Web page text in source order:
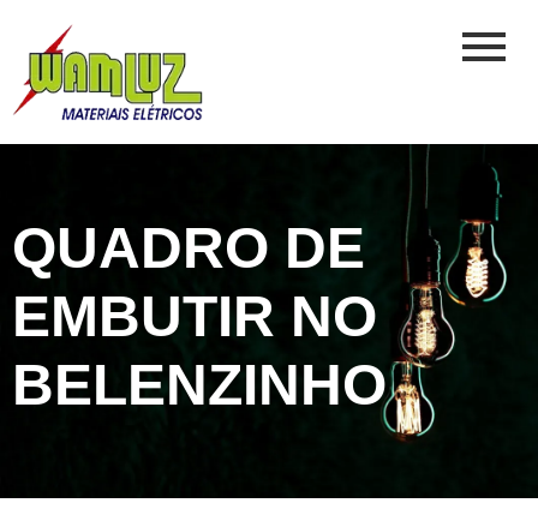
QUADRO DE
EMBUTIR NO
BELENZINHO